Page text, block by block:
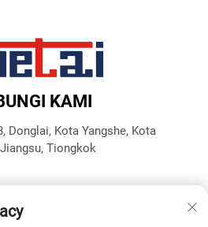
KAMI
Donglai, Kota Yangshe, Kota
Tiongkok